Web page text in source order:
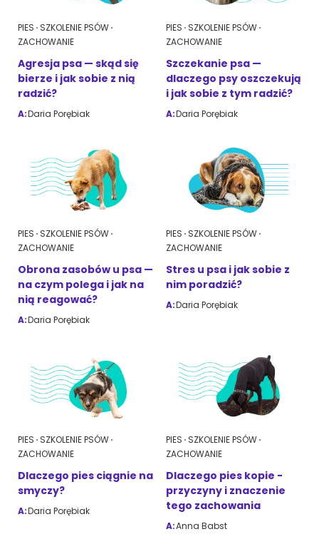
Wyszukiwarka ras psów
Przyjazne miejsca Adopcje
ZoociaLove News
PIES SZKOLENIE PSÓW
ZACHOWANIE
Agresja psa — skąd się
bierze i jak sobie z nią
radzić?
A:Daria Porębiak
PIES SZKOLENIE PSÓW
ZACHOWANIE
Szczekanie psa —
dlaczego psy oszczekują
i jak sobie z tym radzić?
A:Daria Porębiak
PIES SZKOLENIE PSÓW
ZACHOWANIE
Obrona zasobów u psa —
na czym polega i jak na
nią reagować?
A:Daria Porębiak
PIES SZKOLENIE PSÓW
ZACHOWANIE
Stres u psa i jak sobie z
nim poradzić?
A:Daria Porębiak
PIES SZKOLENIE PSÓW
ZACHOWANIE
Dlaczego pies ciągnie na
smyczy?
A:Daria Porębiak
PIES SZKOLENIE PSÓW
ZACHOWANIE
Dlaczego pies kopie -
przyczyny i znaczenie
tego zachowania
A:Anna Babst